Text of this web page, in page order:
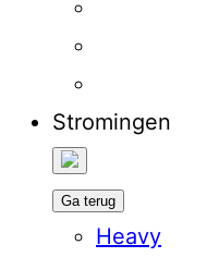
Stromingen
Ga terug
Heavy